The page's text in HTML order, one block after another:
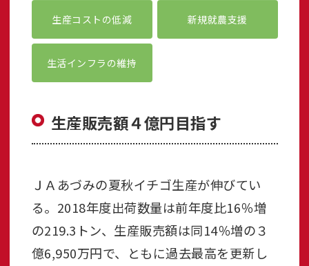
生産コストの低減 新規就農支援
生活インフラの維持
生産販売額４億円目指す
ＪＡあづみの夏秋イチゴ生産が伸びてい
る。2018年度出荷数量は前年度比16％増
の219.3トン、生産販売額は同14％増の３
億6,950万円で、ともに過去最高を更新し